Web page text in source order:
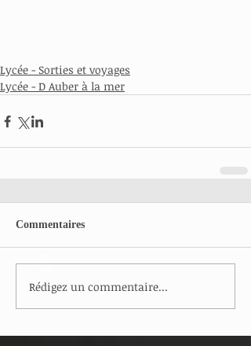
Lycée - Sorties et voyages
Lycée - D Auber à la mer
Commentaires
Rédigez un commentaire...